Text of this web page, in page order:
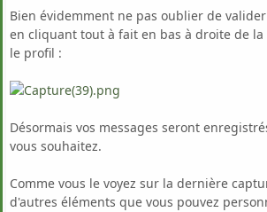
Bien évidemment ne pas oublier de
en cliquant tout à fait en bas à droite de
le profil :
Désormais vos messages seront
vous souhaitez.
Comme vous le voyez sur la dernière
d'autres éléments que vous pouvez